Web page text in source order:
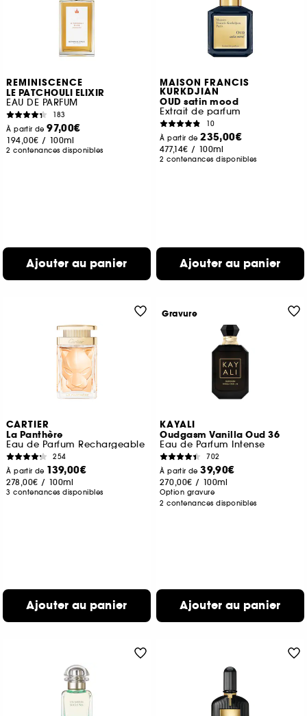
REMINISCENCE
LE PATCHOULI ELIXIR
EAU DE PARFUM
183
À partir de97,00€
194,00€ / 100ml
2 contenances disponibles
Ajouter au panier
MAISON FRANCIS
KURKDJIAN
OUD satin mood
Extrait de parfum
10
À partir de235,00€
477,14€ / 100ml
2 contenances disponibles
Ajouter au panier
CARTIER
La Panthère
Eau de Parfum Rechargeable
254
À partir de 139,00€
278,00€ / 100ml
3 contenances disponibles
Ajouter au panier
KAYALI
Oudgasm Vanilla Oud 36
Eau de Parfum Intense
702
À partir de39,90€
270,00€ / 100ml
Option gravure
2 contenances disponibles
Ajouter au panier
Gravure